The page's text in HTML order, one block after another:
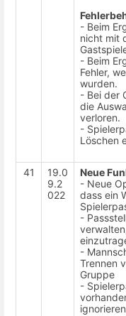
- Beim
nicht mit
- Beim
Fehler,
wurden.
- Bei der
die
verloren.
-
Löschen
41
19.0
9.2
022
Neue
- Neue
dass ein
-
-
Trennen
Gruppe
-
ignorieren